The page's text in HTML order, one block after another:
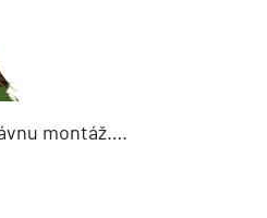
montáž….